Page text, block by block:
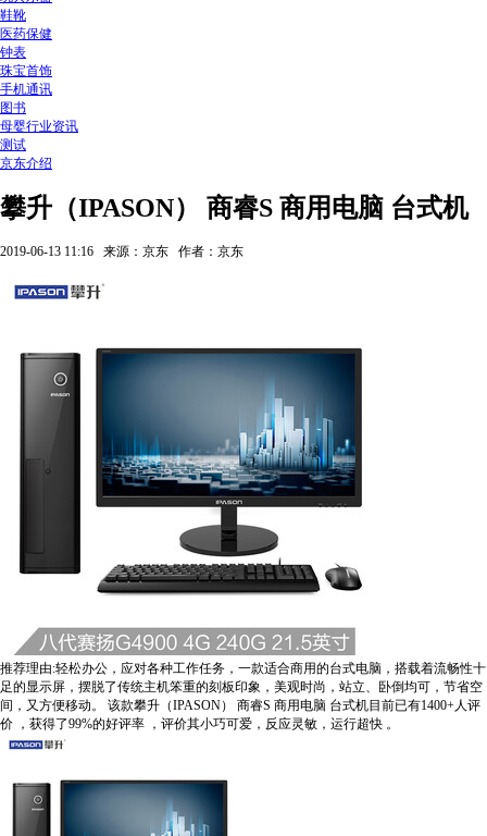
鞋靴
医药保健
钟表
珠宝首饰
手机通讯
图书
母婴行业资讯
测试
京东介绍
攀升（IPASON） 商睿S 商用电脑 台式机
2019-06-13 11:16 来源：京东 作者：京东
推荐理由:轻松办公，应对各种工作任务，一款适合商用的台式电脑，搭载着流畅性十
足的显示屏，摆脱了传统主机笨重的刻板印象，美观时尚，站立、卧倒均可，节省空
间，又方便移动。
该款攀升（IPASON） 商睿S 商用电脑 台式机目前已有1400+人评
价 ，获得了99%的好评率 ，评价其小巧可爱，反应灵敏，运行超快 。